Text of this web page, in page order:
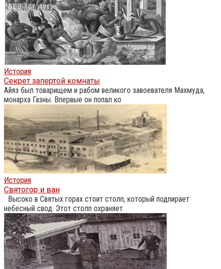
История
Секрет запертой комнаты
Айяз был товарищем и рабом великого завоевателя Махмуда,
монарха Газны. Впервые он попал ко
История
Святогор и ван
Высоко в Святых горах стоит столп, который подпирает
небесный свод. Этот столп охраняет